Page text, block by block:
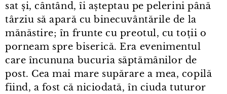
sat și, cântând, îi așteptau pe pelerini până
târziu să apară cu binecuvântările de la
mănăstire; în frunte cu preotul, cu toții o
porneam spre biserică. Era evenimentul
care încununa bucuria săptămânilor de
post. Cea mai mare supărare a mea, copilă
fiind, a fost că niciodată, în ciuda tuturor